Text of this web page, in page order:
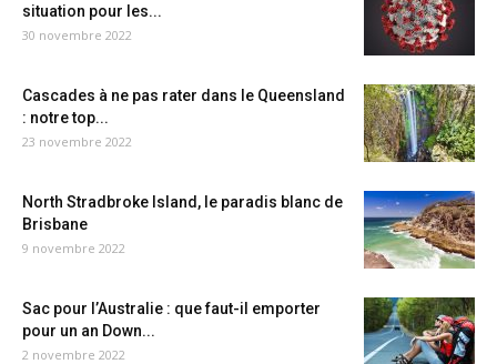
situation pour les...
30 novembre 2022
Cascades à ne pas rater dans le Queensland
: notre top...
23 novembre 2022
North Stradbroke Island, le paradis blanc de
Brisbane
9 novembre 2022
Sac pour l’Australie : que faut-il emporter
pour un an Down...
2 novembre 2022